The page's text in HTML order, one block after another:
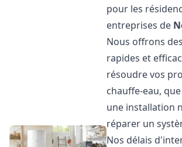
pour les
entreprises de
Nous offrons
rapides et
résoudre vos
chauffe-eau,
une installation
réparer un
Nos délais